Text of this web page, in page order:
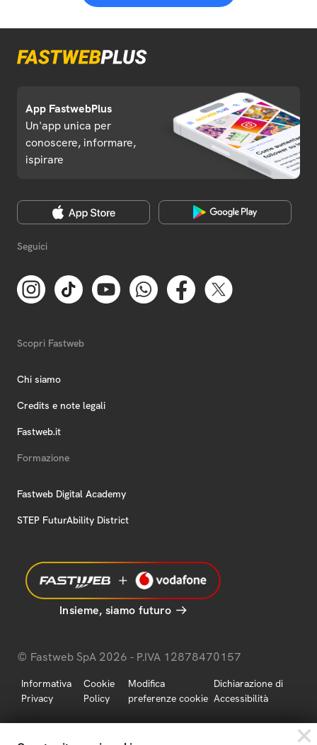
App FastwebPlus
Un'app unica per
conoscere, informare,
ispirare
Seguici
Scopri Fastweb
Chi siamo
Credits e note legali
Fastweb.it
Formazione
Fastweb Digital Academy
STEP FuturAbility District
Insieme, siamo futuro
© Fastweb SpA 2026 - P.IVA 12878470157
Informativa
Privacy
Cookie
Policy
Modifica
preferenze cookie
Dichiarazione di
Accessibilità